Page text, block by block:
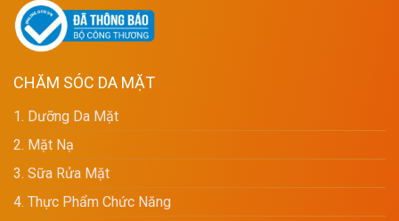
CHĂM SÓC DA MẶT
1. Dưỡng Da Mặt
2. Mặt Nạ
3. Sữa Rửa Mặt
4. Thực Phẩm Chức Năng